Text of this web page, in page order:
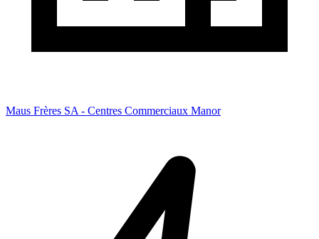
Maus Frères SA - Centres Commerciaux Manor